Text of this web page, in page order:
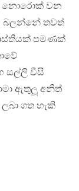
නොරොක් වන
බලන්නේ තවත්
පමණක්
සල්ලි වීසි
ඇතුලූ අනිත්
ගත හැකි